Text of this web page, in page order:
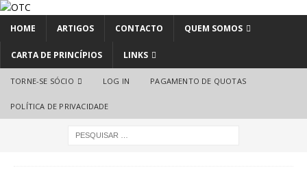
HOME ARTIGOS CONTACTO QUEM SOMOS
CARTA DE PRINCÍPIOS LINKS
TORNE-SE SÓCIO LOG IN PAGAMENTO DE QUOTAS
POLÍTICA DE PRIVACIDADE